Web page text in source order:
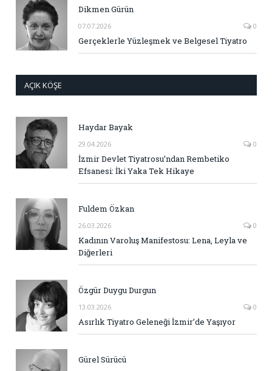
Dikmen Gürün
07.07.2026 0
Gerçeklerle Yüzleşmek ve Belgesel Tiyatro
AÇIK KÖŞE
Haydar Bayak
29.04.2026 0
İzmir Devlet Tiyatrosu’ndan Rembetiko
Efsanesi: İki Yaka Tek Hikaye
Fuldem Özkan
26.03.2026 0
Kadının Varoluş Manifestosu: Lena, Leyla ve
Diğerleri
Özgür Duygu Durgun
13.03.2026 0
Asırlık Tiyatro Geleneği İzmir’de Yaşıyor
Gürel Sürücü